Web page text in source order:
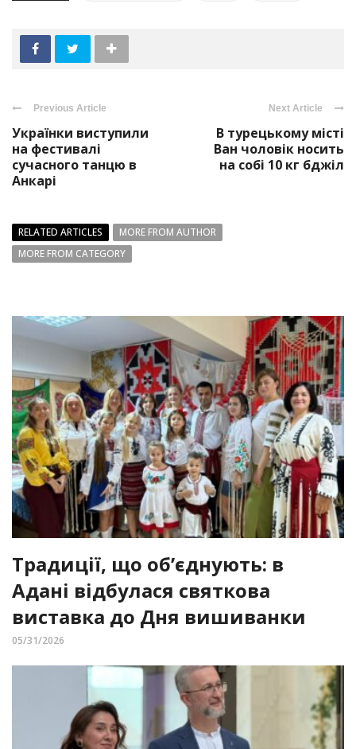
Previous Article
Українки виступили
на фестивалі
сучасного танцю в
Анкарі
Next Article
В турецькому місті
Ван чоловік носить
на собі 10 кг бджіл
RELATED ARTICLES
MORE FROM AUTHOR
MORE FROM CATEGORY
Традиції, що об’єднують: в
Адані відбулася святкова
виставка до Дня вишиванки
05/31/2026